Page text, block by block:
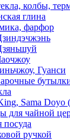
колбы,
глина
фарфор
Гуанси
Sama Doyo
для чайной
посуда
ручкой